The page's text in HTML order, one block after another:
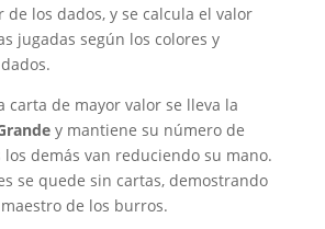
de los dados, y se calcula el valor
jugadas según los colores y
carta de mayor valor se lleva la
y mantiene su número de
demás van reduciendo su mano.
se quede sin cartas, demostrando
de los burros.